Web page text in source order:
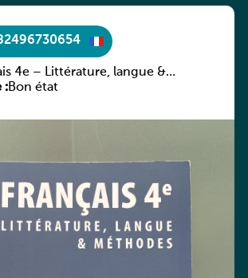
4e – Littérature, langue &
:Bon état